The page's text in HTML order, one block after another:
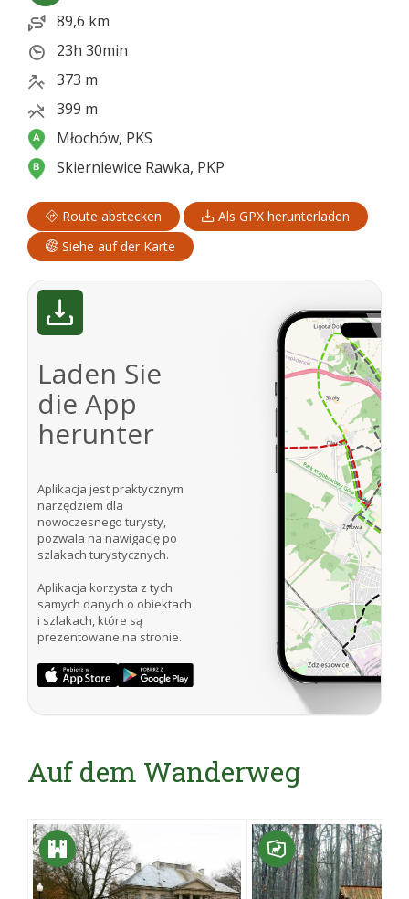
89,6 km
23h 30min
373 m
399 m
Młochów, PKS
Skierniewice Rawka, PKP
Route abstecken
Als GPX herunterladen
Siehe auf der Karte
Laden Sie
die App
herunter
Aplikacja jest praktycznym
narzędziem dla
nowoczesnego turysty,
pozwala na nawigację po
szlakach turystycznych.
Aplikacja korzysta z tych
samych danych o obiektach
i szlakach, które są
prezentowane na stronie.
Auf dem Wanderweg